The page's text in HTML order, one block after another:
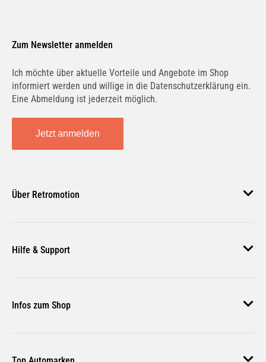
Zum Newsletter anmelden
Ich möchte über aktuelle Vorteile und Angebote im Shop
informiert werden und willige in die Datenschutzerklärung ein.
Eine Abmeldung ist jederzeit möglich.
Jetzt anmelden
Über Retromotion
Unsere Jobs
Magazin
Hilfe & Support
Zahlungsmethoden
Versand & Lieferung
Rückgabe & Erstattung
Infos zum Shop